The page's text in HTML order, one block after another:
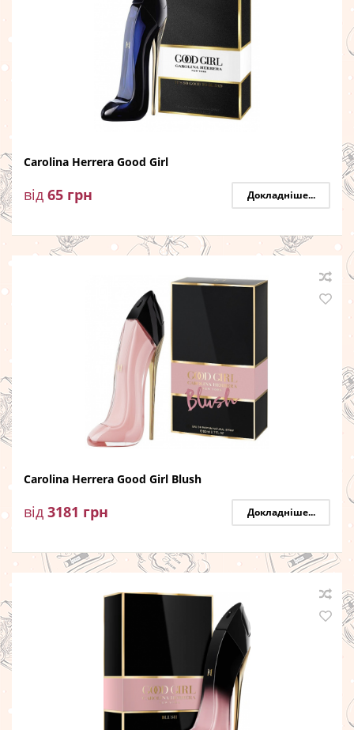
Carolina Herrera Good Girl
від 65 грн Докладніше...
Carolina Herrera Good Girl Blush
від 3181 грн Докладніше...